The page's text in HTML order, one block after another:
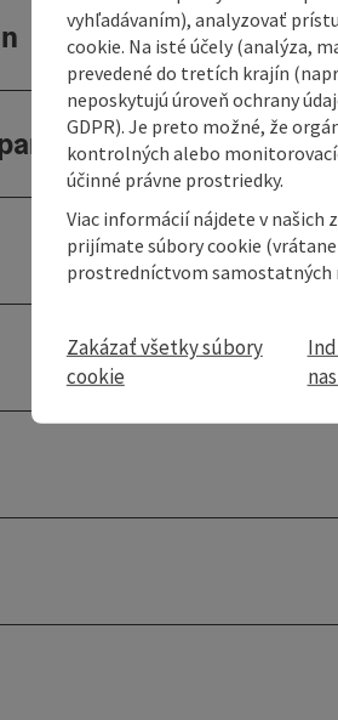
vyhľadávaním), analyzovať
cookie. Na isté účely (analýza,
prevedené do tretích krajín
neposkytujú úroveň ochrany
GDPR). Je preto možné, že
kontrolných alebo
účinné právne prostriedky.
Viac informácií nájdete v našich
prijímate súbory cookie
prostredníctvom samostatných
Zakázať všetky súbory
cookie